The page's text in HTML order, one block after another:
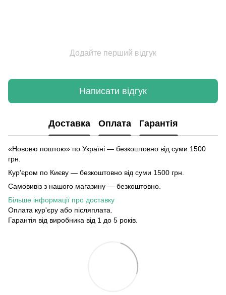
Додайте перший відгук
Написати відгук
Доставка Оплата Гарантія
«Нововю поштою» по Україні — безкоштовно від суми 1500
грн.
Кур'єром по Києву — безкоштовно від суми 1500 грн.
Самовивіз з нашого магазину — безкоштовно.
Більше інформації про доставку
Оплата кур'єру або післяплата.
Гарантія від виробника від 1 до 5 років.